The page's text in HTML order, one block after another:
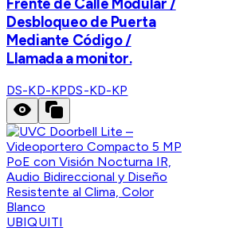
Frente de Calle Modular /
Desbloqueo de Puerta
Mediante Código /
Llamada a monitor.
DS-KD-KPDS-KD-KP
UBIQUITI